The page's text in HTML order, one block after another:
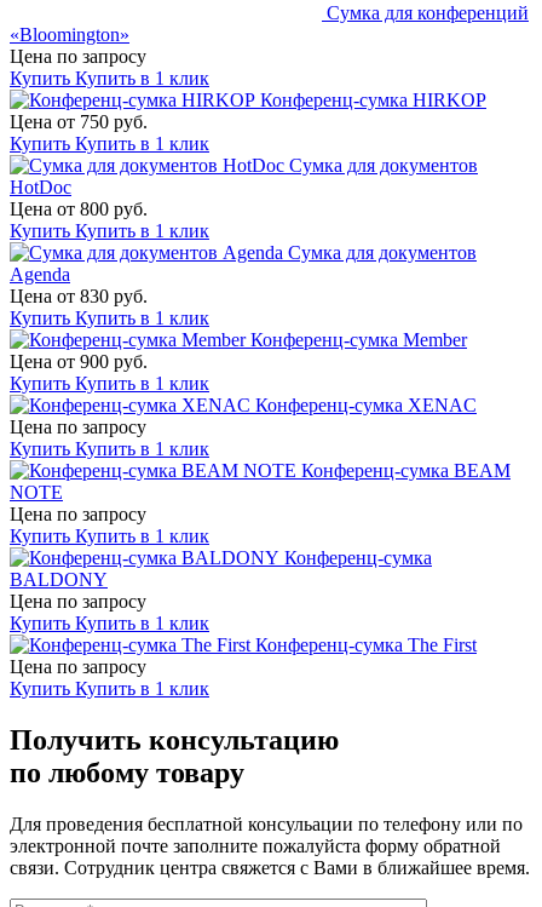
Сумка для конференций
«Bloomington»
Цена по запросу
Купить Купить в 1 клик
Конференц-сумка HIRKOP
Цена от 750 руб.
Купить Купить в 1 клик
Сумка для документов
HotDoc
Цена от 800 руб.
Купить Купить в 1 клик
Сумка для документов
Agenda
Цена от 830 руб.
Купить Купить в 1 клик
Конференц-сумка Member
Цена от 900 руб.
Купить Купить в 1 клик
Конференц-сумка XENAC
Цена по запросу
Купить Купить в 1 клик
Конференц-сумка BEAM
NOTE
Цена по запросу
Купить Купить в 1 клик
Конференц-сумка
BALDONY
Цена по запросу
Купить Купить в 1 клик
Конференц-сумка The First
Цена по запросу
Купить Купить в 1 клик
Получить консультацию
по любому товару
Для проведения бесплатной консульации по телефону или по
электронной почте заполните пожалуйста форму обратной
связи. Сотрудник центра свяжется с Вами в ближайшее время.